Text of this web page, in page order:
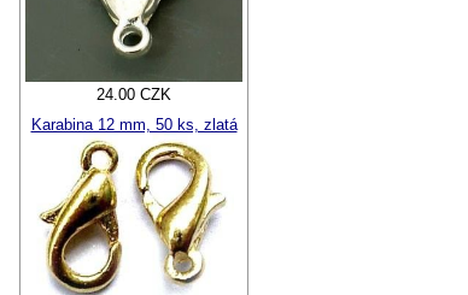
24.00 CZK
Karabina 12 mm, 50 ks, zlatá